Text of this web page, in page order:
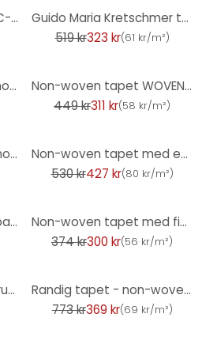
Randig tapet lila grå PVC-fri - non-woven tapet ränder av A.S. Création 386654
Guido Maria Kretschmer tapet med bladmotiv Yamato Fashion for Walls 5 brun
519 kr323 kr(61 kr/m²)
Retro tapet färgglad - non-woven tapet blommig retrostil - vintage mönster tapet
Non-woven tapet WOVEN Elle Decoration 4, beige
449 kr311 kr(58 kr/m²)
Röd mönstrad modern non-woven tapet guldmönster tapet vardagsrum, kök
Non-woven tapet med en stark glanseffekt i en ljus kopparstruktur med betonglook
530 kr427 kr(80 kr/m²)
Hållbar djungel tapet - palmer tapet av A.S. Création mörkgrå beige 386383
Non-woven tapet med fin längsgående struktur i vitt
374 kr300 kr(56 kr/m²)
Enkel tapet med linnestruktur vaniljgul - vanlig non-woven tapet för vardagsrum och kök
Randig tapet - non-woven tapet country house av A.S. Création Beige Vit Hållbar 386652
773 kr369 kr(69 kr/m²)